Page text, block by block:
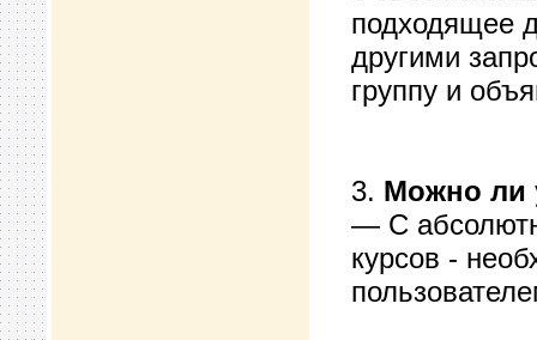
подходящее
другими
группу и
3. Можно ли
— С
курсов -